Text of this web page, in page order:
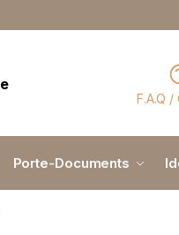
F.A.Q
Porte-Documents